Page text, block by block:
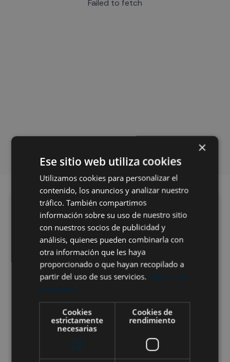
Failed to fetch
Suscríbete a
nuestra newsletter
Recibe semanalmente consejos sobre buceo e
información sobre nuestras próximas expediciones
NOSOTROS
×
Ese sitio web utiliza cookies
Utilizamos cookies para personalizar el
contenido, los anuncios y analizar nuestro
tráfico. También compartimos
información sobre su uso de nuestro sitio
con nuestros socios de publicidad y
análisis, quienes pueden combinarla con
otra información que les haya
proporcionado o que hayan recopilado a
partir del uso de sus servicios. Política de
privacidad
Cookies
estrictamente
necesarias
Cookies de
rendimiento